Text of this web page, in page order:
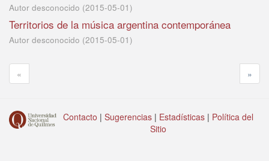
Autor desconocido (2015-05-01)
Territorios de la música argentina contemporánea
Autor desconocido (2015-05-01)
« »
Contacto | Sugerencias | Estadísticas | Política del
Sitio